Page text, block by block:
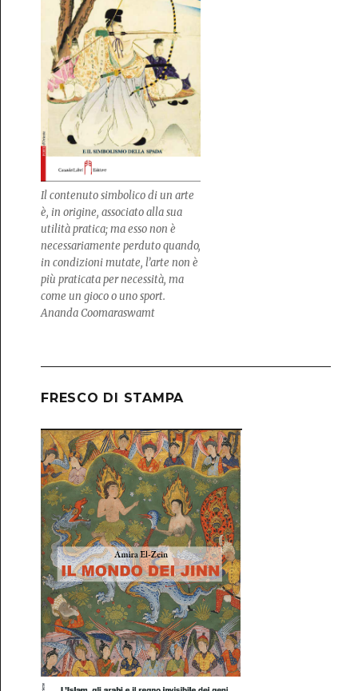
Il contenuto simbolico di un arte
è, in origine, associato alla sua
utilità pratica; ma esso non è
necessariamente perduto quando,
in condizioni mutate, l’arte non è
più praticata per necessità, ma
come un gioco o uno sport.
Ananda Coomaraswamt
FRESCO DI STAMPA